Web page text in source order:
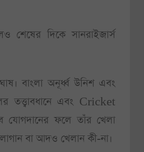
শেষের দিকে সানরাইজার্স
বাংলা অনূর্ধ্ব উনিশ এবং
তত্ত্বাবধানে এবং Cricket
ফলে তাঁর খেলা
বা আদও খেলান কী-না।